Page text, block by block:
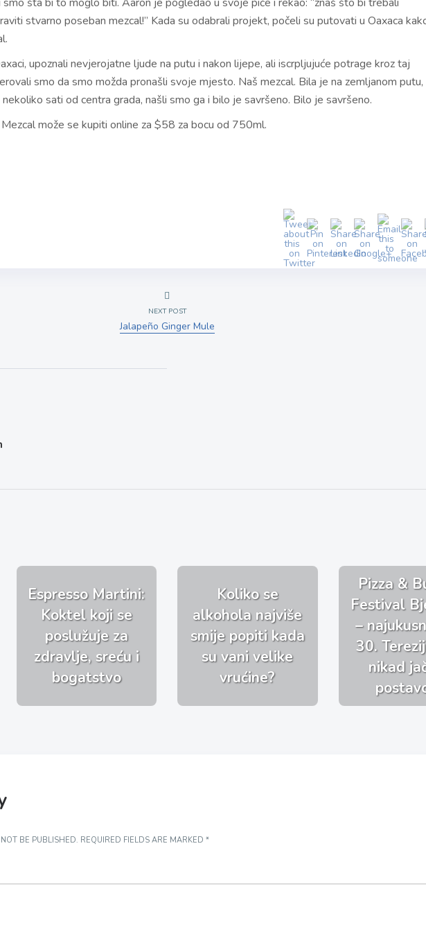
stvarno poseban mezcal!” Kada su odabrali projekt, počeli su putovati u Oaxaca
upoznali nevjerojatne ljude na putu i nakon lijepe, ali iscrpljujuće potrage kroz taj
smo da smo možda pronašli svoje mjesto. Naš mezcal. Bila je na zemljanom putu,
sati od centra grada, našli smo ga i bilo je savršeno. Bilo je savršeno.
može se kupiti online za $58 za bocu od 750ml.
NEXT POST
Jalapeño Ginger Mule
Espresso Martini:
Koktel koji se
poslužuje za
zdravlje, sreću i
bogatstvo
Koliko se
alkohola najviše
smije popiti kada
su vani velike
vrućine?
Pizza &
Festival
–
30.
nikad
BE PUBLISHED. REQUIRED FIELDS ARE MARKED *